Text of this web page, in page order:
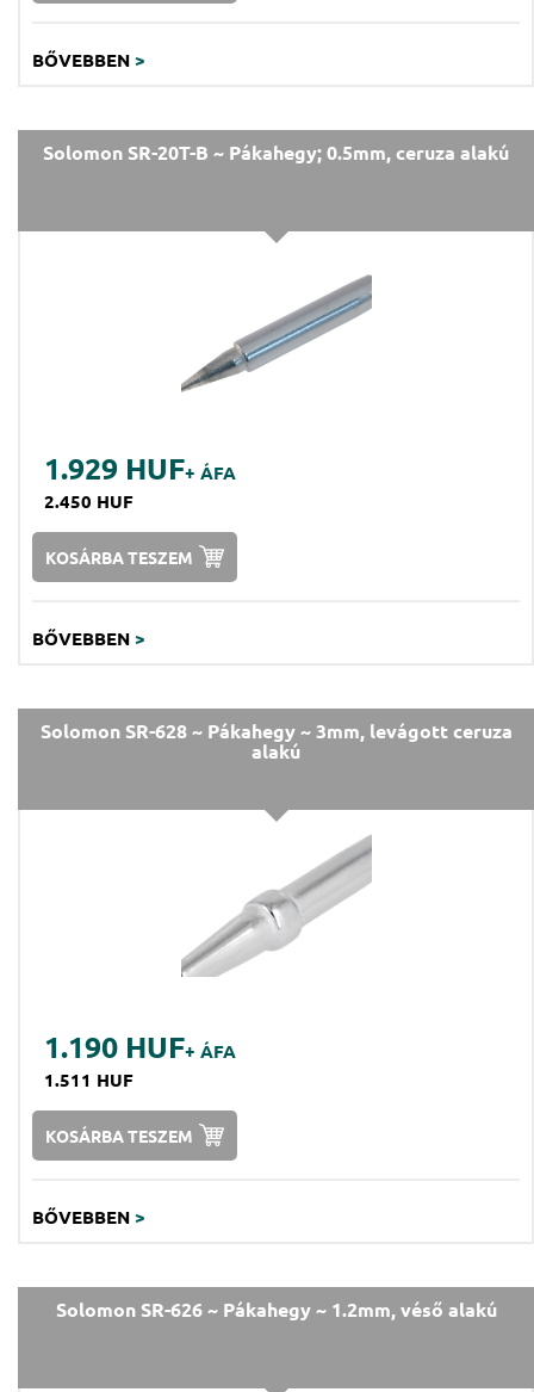
BŐVEBBEN >
Solomon SR-20T-B ~ Pákahegy; 0.5mm, ceruza alakú
1.929 HUF+ ÁFA
2.450 HUF
KOSÁRBA TESZEM
BŐVEBBEN >
Solomon SR-628 ~ Pákahegy ~ 3mm, levágott ceruza
alakú
1.190 HUF+ ÁFA
1.511 HUF
KOSÁRBA TESZEM
BŐVEBBEN >
Solomon SR-626 ~ Pákahegy ~ 1.2mm, véső alakú